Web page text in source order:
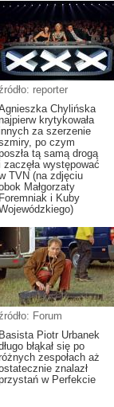
reporter
Chylińska
krytykowała
za szerzenie
po czym
tą samą drogą
zaczęła występować
TVN (na zdjęciu
Małgorzaty
Foremniak i Kuby
Forum
Basista Piotr Urbanek
błąkał się po
zespołach aż
znalazł
w Perfekcie